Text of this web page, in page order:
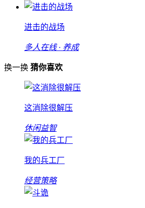
进击的战场
多人在线 · 养成
换一换 猜你喜欢
这消除很解压
休闲益智
我的兵工厂
经营策略